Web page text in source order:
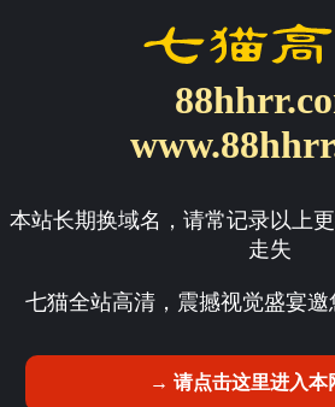
本站长期换域名，请常记录以上
走失
七猫全站高清，震撼视觉盛宴邀
→ 请点击这里进入本